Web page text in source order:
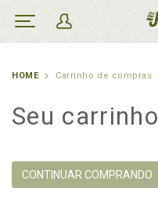
HOME Carrinho de compras
Seu carrinho
CONTINUAR COMPRANDO